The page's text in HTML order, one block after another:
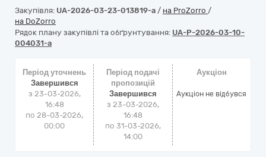
Закупівля: UA-2026-03-23-013819-a / на ProZorro /
на DoZorro
Рядок плану закупівлі та обґрунтування: UA-P-2026-03-10-
004031-a
Період уточнень
Завершився
з 23-03-2026,
16:48
по 28-03-2026,
00:00
Період подачі
пропозицій
Завершився
з 23-03-2026,
16:48
по 31-03-2026,
14:00
Аукціон
Аукціон не відбувся